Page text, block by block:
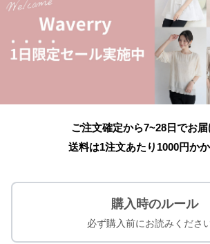
ご注文確定から7~28日でお
送料は1注文あたり 1000円か
購入時のルール
必ず購入前にお読みください